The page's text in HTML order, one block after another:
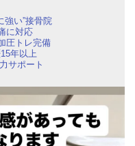
強い”接骨院
に対応
圧トレ完備
年以上
サポート